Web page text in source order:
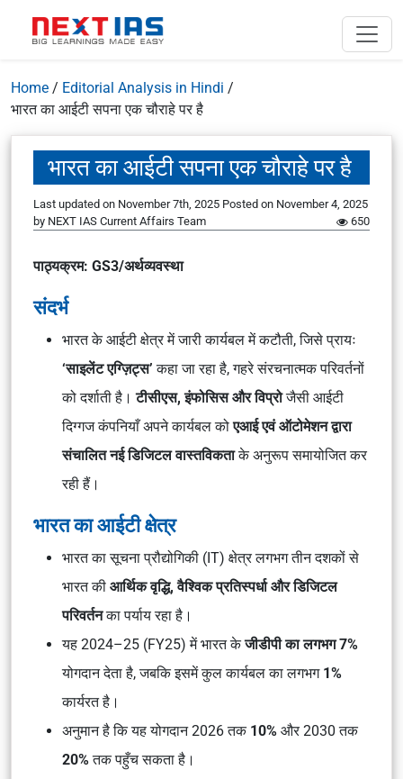
Home / Editorial Analysis in Hindi /
भारत का आईटी सपना एक चौराहे पर है
भारत का आईटी सपना एक चौराहे पर है
Last updated on November 7th, 2025 Posted on November 4, 2025
by NEXT IAS Current Affairs Team 650
पाठ्यक्रम: GS3/अर्थव्यवस्था
संदर्भ
भारत के आईटी क्षेत्र में जारी कार्यबल में कटौती, जिसे प्रायः
‘साइलेंट एग्ज़िट्स’ कहा जा रहा है, गहरे संरचनात्मक परिवर्तनों
को दर्शाती है।टीसीएस, इंफोसिस और विप्रोजैसी आईटी
दिग्गज कंपनियाँ अपने कार्यबल कोएआई एवं ऑटोमेशन द्वारा
संचालित नई डिजिटल वास्तविकताके अनुरूप समायोजित कर
रही हैं।
भारत का आईटी क्षेत्र
भारत का सूचना प्रौद्योगिकी (IT) क्षेत्र लगभग तीन दशकों से
भारत की आर्थिक वृद्धि, वैश्विक प्रतिस्पर्धा और डिजिटल
परिवर्तनका पर्याय रहा है।
यह 2024–25 (FY25) में भारत केजीडीपी का लगभग 7%
योगदान देता है, जबकि इसमें कुल कार्यबल का लगभग 1%
कार्यरत है।
अनुमान है कि यह योगदान 2026 तक 10% और 2030 तक
20%तक पहुँच सकता है।